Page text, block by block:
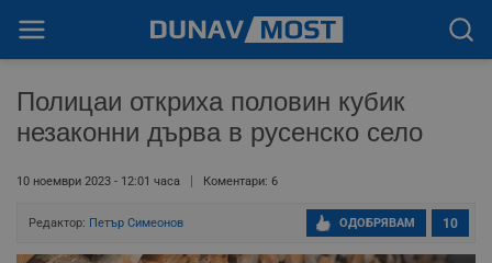
Полицаи откриха половин кубик
незаконни дърва в русенско село
10 ноември 2023 - 12:01 часа Коментари: 6
Редактор: Петър Симеонов 10
ОДОБРЯВАМ